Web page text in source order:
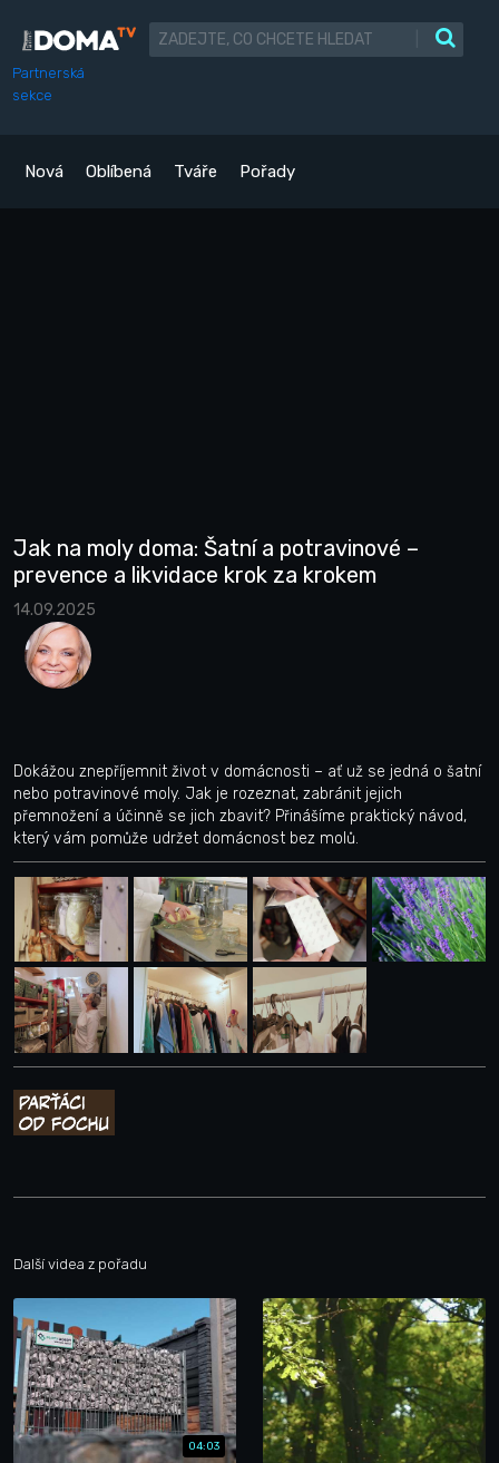
Partnerská
sekce
Nová Oblíbená Tváře Pořady
Jak na moly doma: Šatní a potravinové –
prevence a likvidace krok za krokem
14.09.2025
Dokážou znepříjemnit život v domácnosti – ať už se jedná o šatní
nebo potravinové moly. Jak je rozeznat, zabránit jejich
přemnožení a účinně se jich zbavit? Přinášíme praktický návod,
který vám pomůže udržet domácnost bez molů.
Další videa z pořadu
04:03